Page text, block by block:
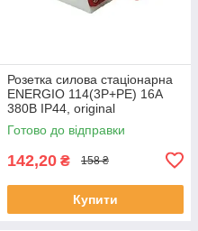
Розетка силова стаціонарна
ENERGIO 114(3P+PE) 16A
380В IP44, original
Готово до відправки
142,20 ₴ 158 ₴
Купити